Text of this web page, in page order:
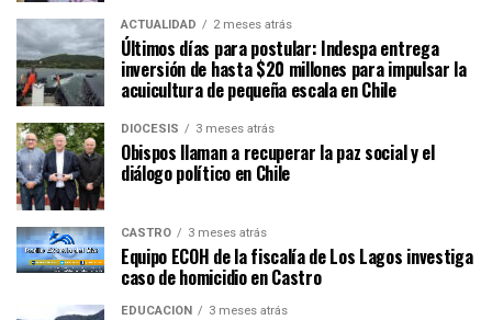
ACTUALIDAD 2 meses atrás
Últimos días para postular: Indespa entrega
inversión de hasta $20 millones para impulsar la
acuicultura de pequeña escala en Chile
DIÓCESIS 3 meses atrás
Obispos llaman a recuperar la paz social y el
diálogo político en Chile
CASTRO 3 meses atrás
Equipo ECOH de la fiscalía de Los Lagos investiga
caso de homicidio en Castro
EDUCACIÓN 3 meses atrás